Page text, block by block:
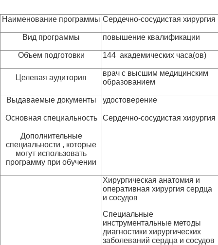
Наименование программы Сердечно-сосудистая хирургия
Вид программы повышение квалификации
Объем подготовки 144 академических часа(ов)
Целевая аудитория
врач с высшим медицинским
образованием
Выдаваемые документы удостоверение
Основная специальность Сердечно-сосудистая хирургия
Дополнительные
специальности , которые
могут использовать
программу при обучении
Хирургическая анатомия и
оперативная хирургия сердца
и сосудов
Специальные
инструментальные методы
диагностики хирургических
заболеваний сердца и сосудов